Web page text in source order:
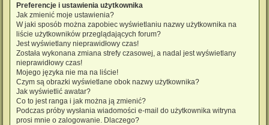
Preferencje i ustawienia użytkownika
Jak zmienić moje ustawienia?
W jaki sposób można zapobiec wyświetlaniu nazwy użytkownika na
liście użytkowników przeglądających forum?
Jest wyświetlany nieprawidłowy czas!
Została wykonana zmiana strefy czasowej, a nadal jest wyświetlany
nieprawidłowy czas!
Mojego języka nie ma na liście!
Czym są obrazki wyświetlane obok nazwy użytkownika?
Jak wyświetlić awatar?
Co to jest ranga i jak można ją zmienić?
Podczas próby wysłania wiadomości e-mail do użytkownika witryna
prosi mnie o zalogowanie. Dlaczego?